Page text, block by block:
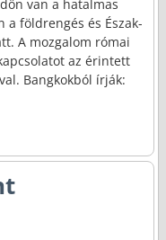
van a hatalmas
földrengés és Észak-
A mozgalom római
az érintett
Bangkokból írják: